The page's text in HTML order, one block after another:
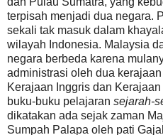
terpisah menjadi dua negara.
sekali tak masuk dalam
wilayah Indonesia. Malaysia
negara berbeda karena
administrasi oleh dua
Kerajaan Inggris dan
buku-buku pelajaran sejarah-
dikatakan ada sejak zaman
Sumpah Palapa oleh pati